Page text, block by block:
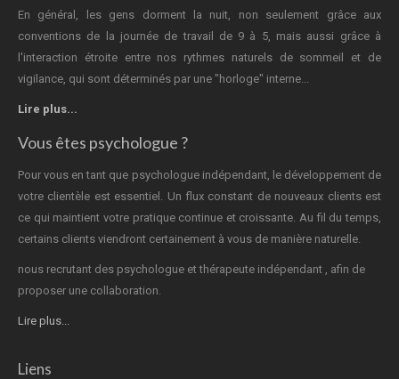
En général, les gens dorment la nuit, non seulement grâce aux
conventions de la journée de travail de 9 à 5, mais aussi grâce à
l'interaction étroite entre nos rythmes naturels de sommeil et de
vigilance, qui sont déterminés par une "horloge" interne...
Lire plus...
Vous êtes psychologue ?
Pour vous en tant que psychologue indépendant, le développement de
votre clientèle est essentiel. Un flux constant de nouveaux clients est
ce qui maintient votre pratique continue et croissante. Au fil du temps,
certains clients viendront certainement à vous de manière naturelle.
nous recrutant des psychologue et thérapeute indépendant , afin de
proposer une collaboration.
Lire plus...
Liens